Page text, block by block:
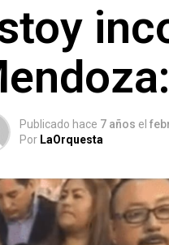
Publicado hace 7 años el
Por LaOrquesta